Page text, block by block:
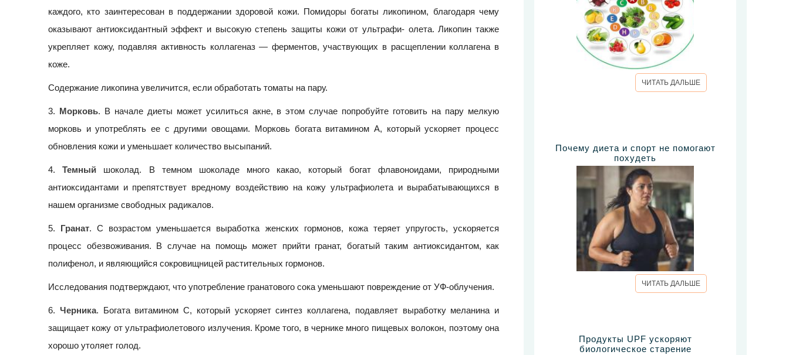
каждого, кто заинтересован в поддержании здоровой кожи. Помидоры богаты ликопином, благодаря чему
оказывают антиоксидантный эффект и высокую степень защиты кожи от ультрафи- олета. Ликопин также
укрепляет кожу, подавляя активность коллагеназ — ферментов, участвующих в расщеплении коллагена в
коже.
Содержание ликопина увеличится, если обработать томаты на пару.
3. Морковь. В начале диеты может усилиться акне, в этом случае попробуйте готовить на пару мелкую
морковь и употреблять ее с другими овощами. Морковь богата витамином А, который ускоряет процесс
обновления кожи и уменьшает количество высыпаний.
4.Темный шоколад. В темном шоколаде много какао, который богат флавоноидами, природными
антиоксидантами и препятствует вредному воздействию на кожу ультрафиолета и вырабатывающихся в
нашем организме свободных радикалов.
5. Гранат. С возрастом уменьшается выработка женских гормонов, кожа теряет упругость, ускоряется
процесс обезвоживания. В случае на помощь может прийти гранат, богатый таким антиоксидантом, как
полифенол, и являющийся сокровищницей растительных гормонов.
Исследования подтверждают, что употребление гранатового сока уменьшают повреждение от УФ-облучения.
6. Черника. Богата витамином С, который ускоряет синтез коллагена, подавляет выработку меланина и
защищает кожу от ультрафиолетового излучения. Кроме того, в чернике много пищевых волокон, поэтому она
хорошо утоляет голод.
ЧИТАТЬ ДАЛЬШЕ
Почему диета и спорт не помогают
похудеть
ЧИТАТЬ ДАЛЬШЕ
Продукты UPF ускоряют
биологическое старение